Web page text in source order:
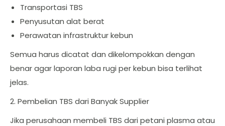
Transportasi TBS
Penyusutan alat berat
Perawatan infrastruktur kebun
Semua harus dicatat dan dikelompokkan dengan
benar agar laporan laba rugi per kebun bisa terlihat
jelas.
2. Pembelian TBS dari Banyak Supplier
Jika perusahaan membeli TBS dari petani plasma atau